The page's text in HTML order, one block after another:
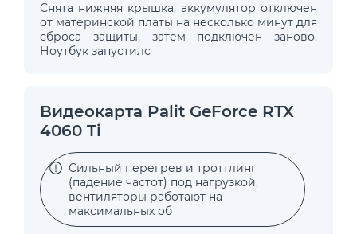
Снята нижняя крышка, аккумулятор отключен
от материнской платы на несколько минут для
сброса защиты, затем подключен заново.
Ноутбук запустилс
Видеокарта Palit GeForce RTX
4060 Ti
Сильный перегрев и троттлинг
(падение частот) под нагрузкой,
вентиляторы работают на
максимальных об